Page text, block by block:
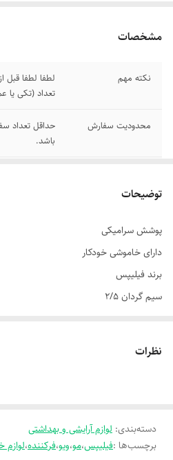
مشخصات
نکته مهم
لطفا لطفا قبل
تعداد (تکی یا
محدودیت سفارش
باشد.
توضیحات
پوشش سرامیکی
دارای خاموشی خودکار
برند فیلیپس
سیم گردان 2/5
میزان دما دستگاه از 80 تا 230 درجه سانتیگراد
نظرات
دسته‌بندی: لوازم آرایشی و بهداشتی
برچسب‌ها :فیلیپس،مو،ویو،فرکننده،لوازم